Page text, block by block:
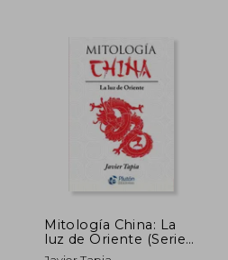
55%
dcto.
Mitología China: La
luz de Oriente (Serie
Mythos)